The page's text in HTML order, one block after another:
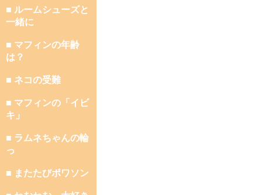
■ ルームシューズと
一緒に
■ マフィンの年齢
は？
■ ネコの受難
■ マフィンの「イビ
キ」
■ ラムネちゃんの輪
っ
■ またたびポワソン